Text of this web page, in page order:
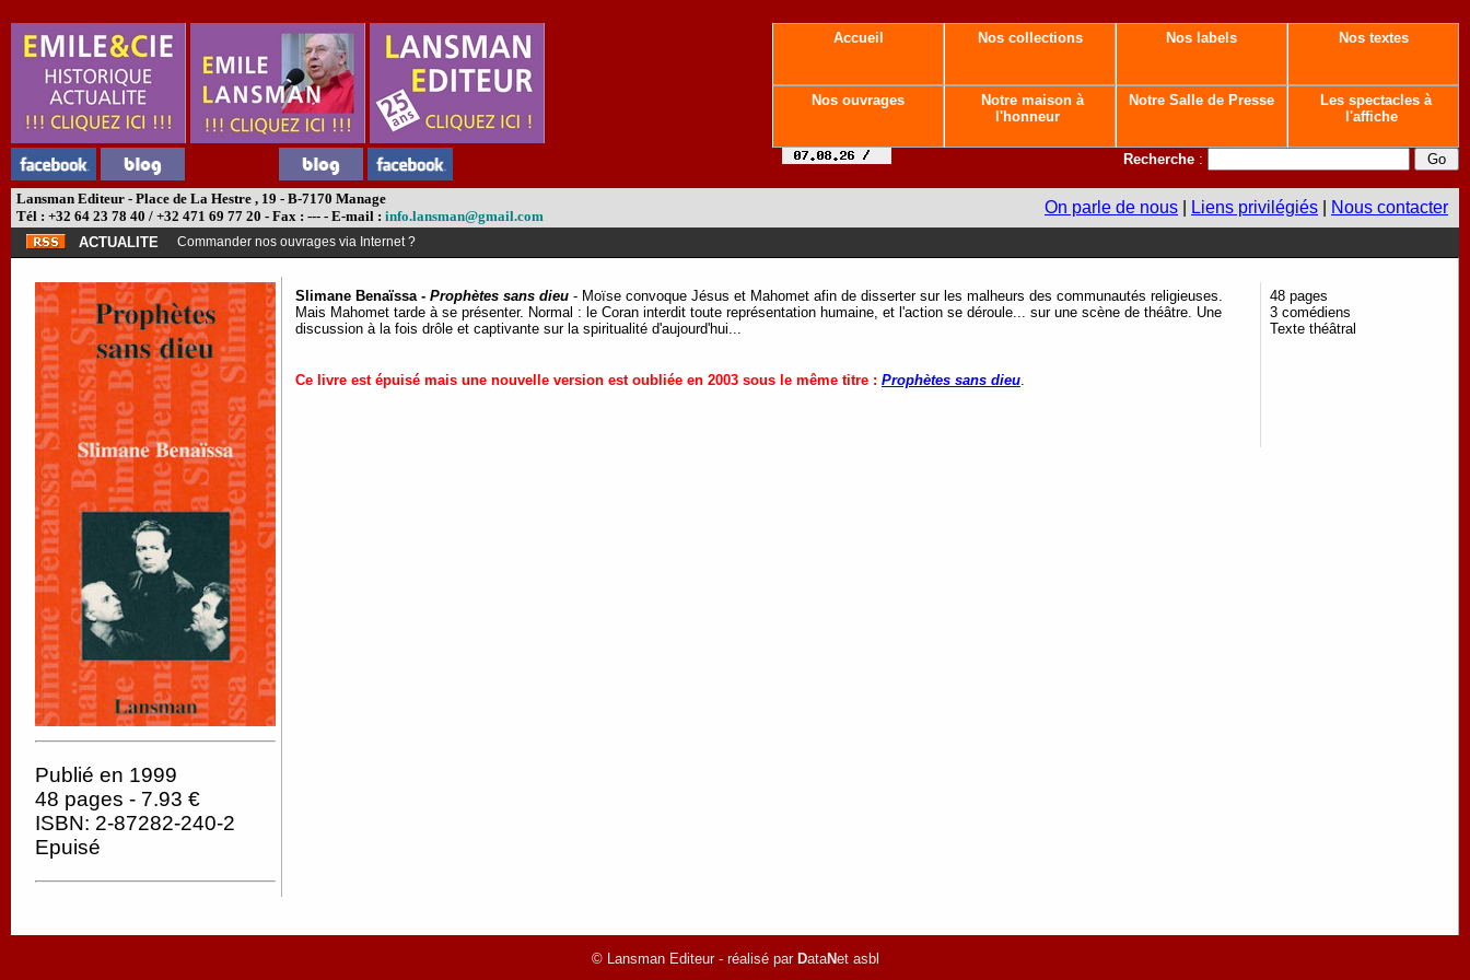
Accueil Nos collections Nos labels Nos textes
Nos ouvrages
Notre maison à
l'honneur
Notre Salle de Presse
Les spectacles à
l'affiche
Recherche :
Lansman Editeur - Place de La Hestre , 19 - B-7170 Manage
Tél : +32 64 23 78 40 / +32 471 69 77 20 - Fax : --- - E-mail : info.lansman@gmail.com On parle de nous Liens privilégiés Nous contacter
ACTUALITE Commander nos ouvrages via Internet ?
Publié en 1999
48 pages - 7.93 €
ISBN: 2-87282-240-2
Epuisé
Slimane Benaïssa - Prophètes sans dieu - Moïse convoque Jésus et Mahomet afin de disserter sur les malheurs des communautés religieuses.
Mais Mahomet tarde à se présenter. Normal : le Coran interdit toute représentation humaine, et l'action se déroule... sur une scène de théâtre. Une
discussion à la fois drôle et captivante sur la spiritualité d'aujourd'hui...
Ce livre est épuisé mais une nouvelle version est oubliée en 2003 sous le même titre : Prophètes sans dieu.
48 pages
3 comédiens
Texte théâtral
© Lansman Editeur - réalisé par DataNet asbl